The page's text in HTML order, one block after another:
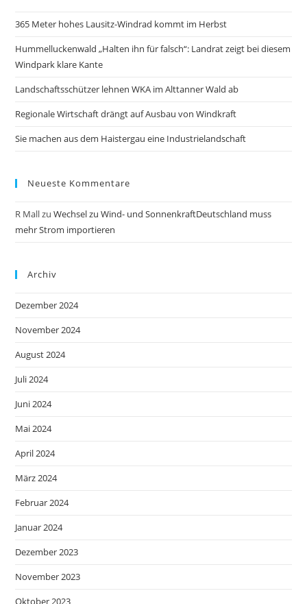
365 Meter hohes Lausitz-Windrad kommt im Herbst
Hummelluckenwald „Halten ihn für falsch“: Landrat zeigt bei diesem
Windpark klare Kante
Landschaftsschützer lehnen WKA im Alttanner Wald ab
Regionale Wirtschaft drängt auf Ausbau von Windkraft
Sie machen aus dem Haistergau eine Industrielandschaft
Neueste Kommentare
R MallzuWechsel zu Wind- und SonnenkraftDeutschland muss
mehr Strom importieren
Archiv
Dezember 2024
November 2024
August 2024
Juli 2024
Juni 2024
Mai 2024
April 2024
März 2024
Februar 2024
Januar 2024
Dezember 2023
November 2023
Oktober 2023